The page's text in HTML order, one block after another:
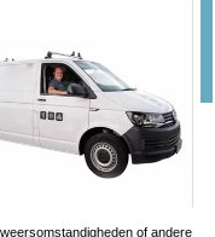
of andere